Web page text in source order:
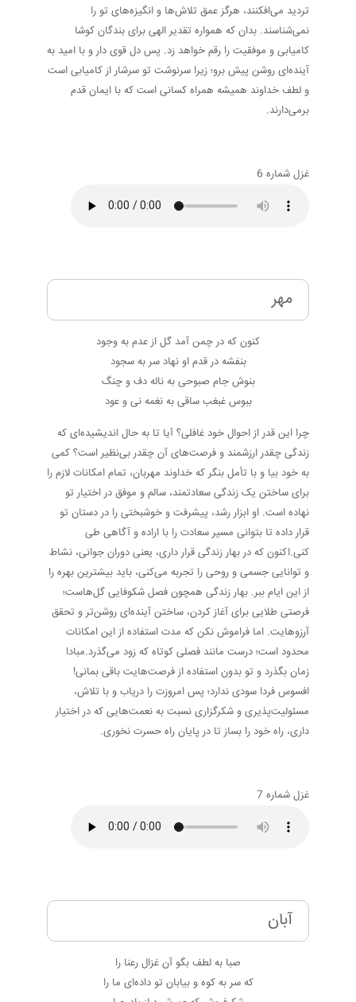
تردید می‌افکنند، هرگز عمق تلاش‌ها و انگیزه‌های تو را
نمی‌شناسند. بدان که همواره تقدیر الهی برای بندگان کوشا
کامیابی و موفقیت را رقم خواهد زد. پس دل قوی دار و با امید به
آینده‌ای روشن پیش برو؛ زیرا سرنوشت تو سرشار از کامیابی است
و لطف خداوند همیشه همراه کسانی است که با ایمان قدم
برمی‌دارند.
غزل شماره 6
مهر
کنون که در چمن آمد گل از عدم به وجود
بنفشه در قدم او نهاد سر به سجود
بنوش جام صبوحی به ناله دف و چنگ
ببوس غبغب ساقی به نغمه نی و عود
چرا این قدر از احوال خود غافلی؟ آیا تا به حال اندیشیده‌ای که
زندگی چقدر ارزشمند و فرصت‌های آن چقدر بی‌نظیر است؟ کمی
به خود بیا و با تأمل بنگر که خداوند مهربان، تمام امکانات لازم را
برای ساختن یک زندگی سعادتمند، سالم و موفق در اختیار تو
نهاده است. او ابزار رشد، پیشرفت و خوشبختی را در دستان تو
قرار داده تا بتوانی مسیر سعادت را با اراده و آگاهی طی
کنی.اکنون که در بهار زندگی قرار داری، یعنی دوران جوانی، نشاط
و توانایی جسمی و روحی را تجربه می‌کنی، باید بیشترین بهره را
از این ایام ببر. بهار زندگی همچون فصل شکوفایی گل‌هاست؛
فرصتی طلایی برای آغاز کردن، ساختن آینده‌ای روشن‌تر و تحقق
آرزوهایت. اما فراموش نکن که مدت استفاده از این امکانات
محدود است؛ درست مانند فصلی کوتاه که زود می‌گذرد.مبادا
زمان بگذرد و تو بدون استفاده از فرصت‌هایت باقی بمانی!
افسوس فردا سودی ندارد؛ پس امروزت را دریاب و با تلاش،
مسئولیت‌پذیری و شکرگزاری نسبت به نعمت‌هایی که در اختیار
داری، راه خود را بساز تا در پایان راه حسرت نخوری.
غزل شماره 7
آبان
صبا به لطف بگو آن غزال رعنا را
که سر به کوه و بیابان تو داده‌ای ما را